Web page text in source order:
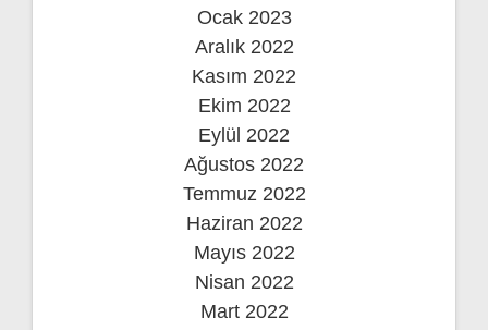
Ocak 2023
Aralık 2022
Kasım 2022
Ekim 2022
Eylül 2022
Ağustos 2022
Temmuz 2022
Haziran 2022
Mayıs 2022
Nisan 2022
Mart 2022